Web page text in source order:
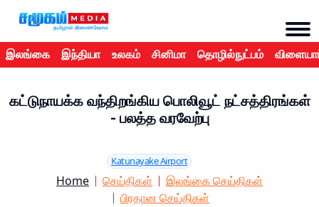
இலங்கை இந்தியா உலகம் சினிமா தொழில்நுட்பம்
கட்டுநாயக்க வந்திறங்கிய பொலிவூட் நட்சத்திரங்கள்
- பலத்த வரவேற்பு
Katunayake Airport
Home செய்திகள்
இலங்கை செய்திகள்
பிரதான செய்திகள்